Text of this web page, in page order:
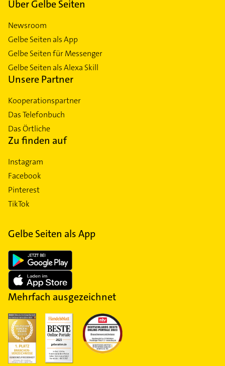
Über Gelbe Seiten
Newsroom
Gelbe Seiten als App
Gelbe Seiten für Messenger
Gelbe Seiten als Alexa Skill
Unsere Partner
Kooperationspartner
Das Telefonbuch
Das Örtliche
Zu finden auf
Instagram
Facebook
Pinterest
TikTok
Gelbe Seiten als App
Mehrfach ausgezeichnet